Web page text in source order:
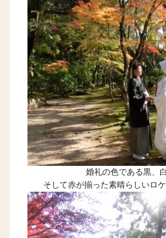
婚礼の色である黒、白
そして赤が揃った素晴らしいロ